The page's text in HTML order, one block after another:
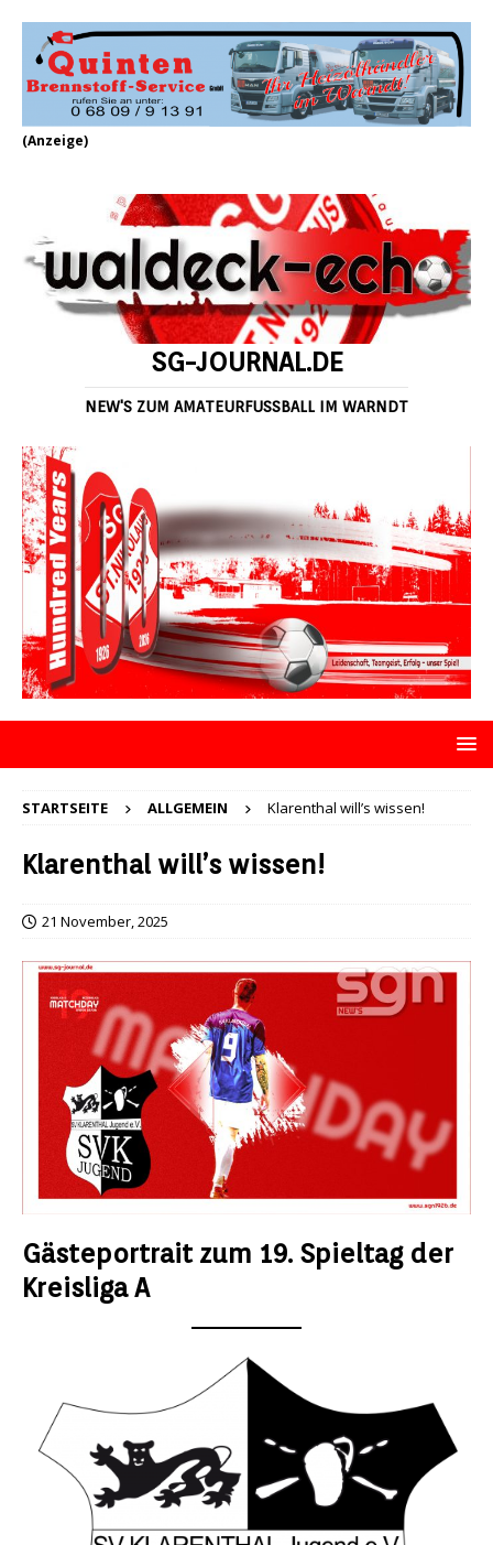
(Anzeige)
SG-JOURNAL.DE
NEW'S ZUM AMATEURFUSSBALL IM WARNDT
STARTSEITE ALLGEMEIN Klarenthal will’s wissen!
Klarenthal will’s wissen!
21 November, 2025
Gästeportrait zum 19. Spieltag der
Kreisliga A